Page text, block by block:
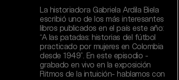
La historiadora Gabriela Ardila Biela
escribió uno de los más interesantes
libros publicados en el país este año:
“A las patadas: historias del fútbol
practicado por mujeres en Colombia
desde 1949”. En este episodio -
grabado en vivo en la exposición
Ritmos de la intuición- hablamos con